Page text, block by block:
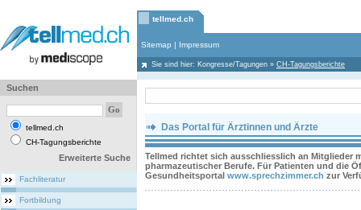
tellmed.ch
Sitemap | Impressum
Sie sind hier: Kongresse/Tagungen » CH-Tagungsberichte
Suchen
tellmed.ch
CH-Tagungsberichte
Erweiterte Suche
Fachliteratur
Fortbildung
Das Portal für Ärztinnen und Ärzte
Tellmed richtet sich ausschliesslich an Mitglieder
pharmazeutischer Berufe. Für Patienten und die
Gesundheitsportal www.sprechzimmer.ch zur